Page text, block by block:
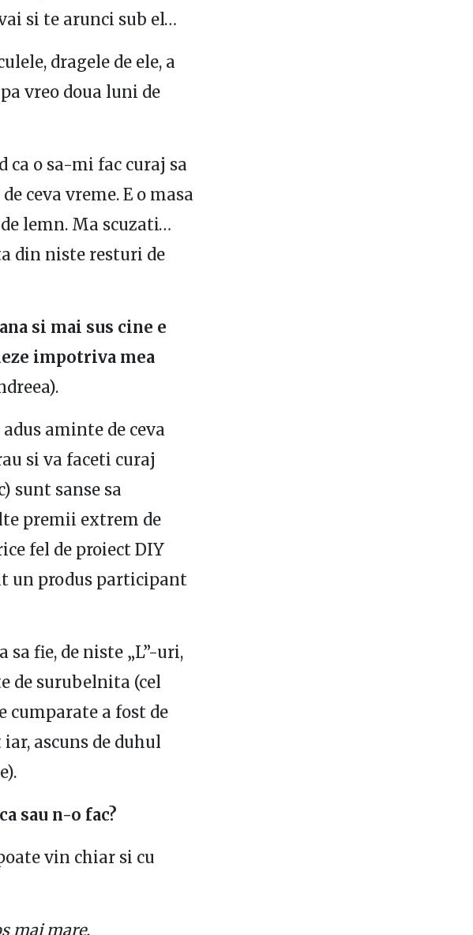
si te arunci sub el…
dragele de ele, a
vreo doua luni de
ca o sa-mi fac curaj sa
ceva vreme. E o masa
lemn. Ma scuzati…
din niste resturi de
si mai sus cine e
impotriva mea
aminte de ceva
si va faceti curaj
sunt sanse sa
premii extrem de
fel de proiect DIY
un produs participant
sa fie, de niste „L”-uri,
de surubelnita (cel
cumparate a fost de
ascuns de duhul
sau n-o fac?
vin chiar si cu
mai mare.